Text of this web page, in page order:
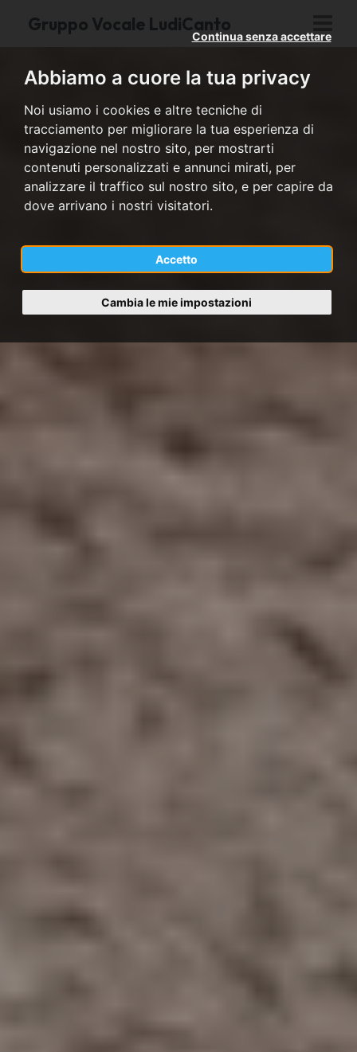
Abbiamo a cuore la tua privacy
Noi usiamo i cookies e altre tecniche di
tracciamento per migliorare la tua esperienza di
navigazione nel nostro sito, per mostrarti
contenuti personalizzati e annunci mirati, per
analizzare il traffico sul nostro sito, e per capire da
dove arrivano i nostri visitatori.
Accetto
Continua senza accettare
Cambia le mie impostazioni
Gruppo Vocale LudiCanto